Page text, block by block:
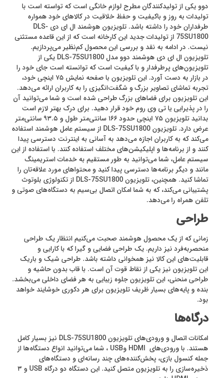
دوو یکی از تولیدکنندگان مطرح لوازم خانگی است که تواسته است با
تولیدات به روز و باکیفیت و حفظ خلاقیت در کالاهای خود همواره
طرفداران خود را داشته باشد. تلویزیون هوشمند ال ای دی DLS-
75SU1800 از تولیدات جدید این کارخانه است که از این قاعده مستثنی
نیست. در ادامه به نقد و بررسی این محصول کم‌نظیر می‌پردازیم.
تلویزیون ال ای دی هوشمند دوو مدل DLS-75SU1800 یکی از
تلویزیون‌های پرطرفدار و با کیفیت است که توانسته است جای خود را
در بازار به دست آورد. این تلویزیون با صفحه نمایش ۷۵ اینچی خود،
تجربه تماشای تصاویر بزرگ و شگفت‌انگیزی را به کاربران ارائه می‌دهد.
این تلویزیون برای فضاهای بزرگ طراحی شده است و شما می‌توانید آن
را در پذیرایی یا تی وی روم خود قرار دهید. برای درک بهتر لازم است
بدانید تلویزیون ۷۵ اینچی حدود ۱۶۶ سانتی‌متر طول و ۹۳.۵ سانتی‌متر
عرض دارد. تلویزیون DLS-75SU1800 از سیستم عامل هوشمند استفاده
می‌کند که به کاربران اجازه می‌دهد به آسانی به اینترنت دسترسی پیدا
کنند و از برنامه‌ها و اپلیکیشن‌های مختلف استفاده کنند. با استفاده از این
سیستم عامل، شما می‌توانید به طور مستقیم به خدمات استریمینگ
مانند و دیگر برنامه‌ها دسترسی پیدا کنید و محتواهای مورد علاقه‌تان را
تماشا کنید. همچنین، تلویزیون DLS-75SU1800 از تکنولوژی بلوتوث
پشتیبانی می‌کند، که به شما امکان اتصال بی‌سیم به دستگاه‌های صوتی و
تلفن همراه را می‌دهد.
طراحی
زمانی که از یک محصول هوشمند صحبت می‌کنیم انتظار یک طراحی
منحصربه‌فرد نیز داریم. یک طراحی فضایی و گیرا که با کارایی و
قابلیت‌های این کالا نیز همخوانی داشته باشد. طراحی شیک و باریک
این تلویزیون نیز یکی از نقاط قوت آن است. با قاب بدون حاشیه و
طراحی منحنی، این تلویزیون جلوه زیبایی به هر فضای داخلی می‌بخشد.
بنده و پایه‌های بسیار ظریف تلویزیون برای هر دکوری خوشایند خواهد
بود.
درگاه‌ها
امکانات اتصال و ورودی‌های تلویزیون DLS-75SU1800 نیز بسیار کامل
هستند. با ورودی‌های HDMI وUSB ، شما می‌توانید انواع دستگاه‌ها از
جمله کنسول بازی، پخش‌کننده‌های چند رسانه‌ای و دستگاه‌های
ذخیره‌سازی را به تلویزیون متصل کنید. این دستگاه دو درگاه USB و ۳